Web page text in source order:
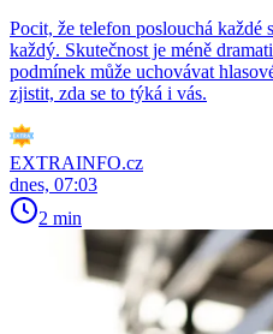
Pocit, že telefon poslouchá každé
každý. Skutečnost je méně
podmínek může uchovávat
zjistit, zda se to týká i vás.
EXTRAINFO.cz
dnes, 07:03
2 min